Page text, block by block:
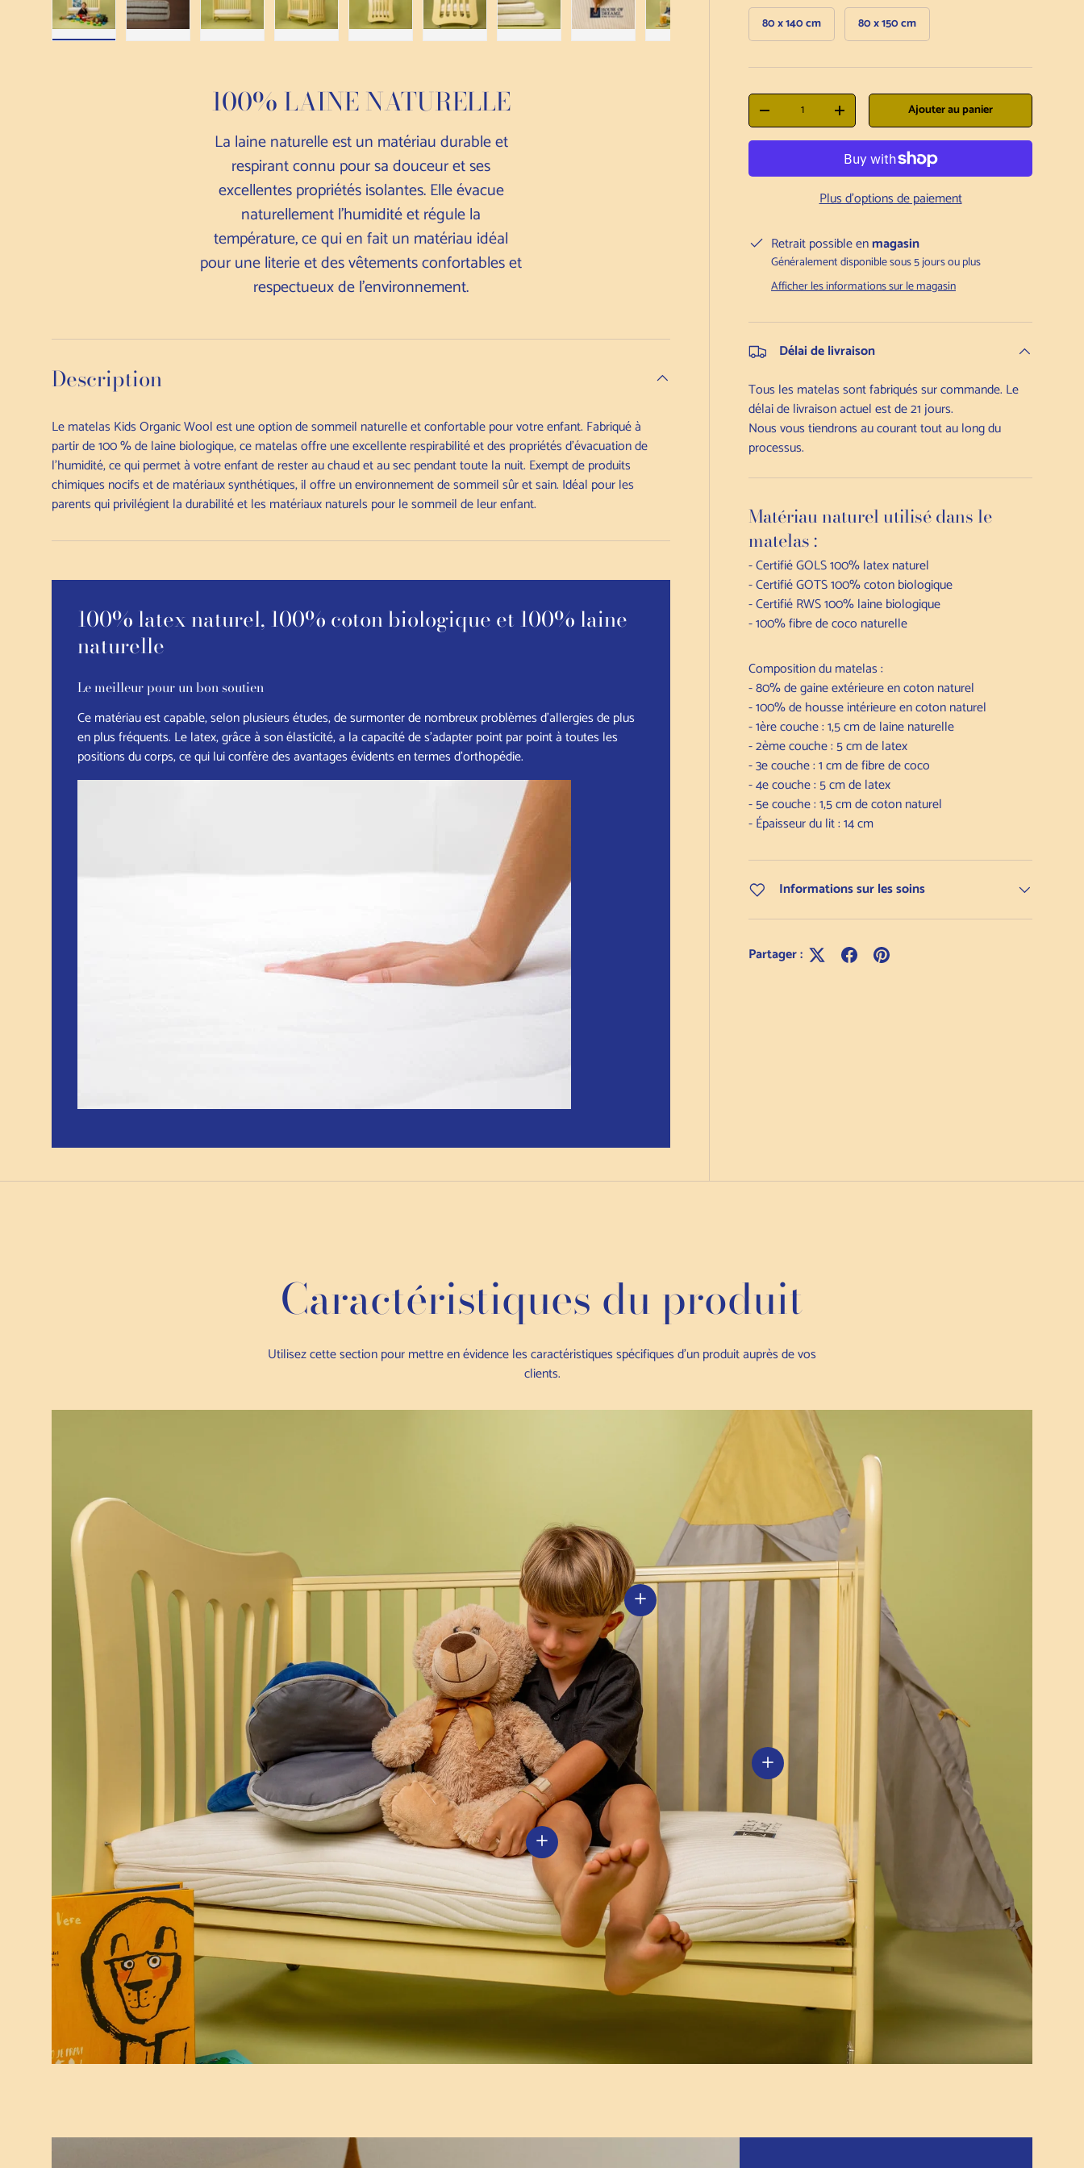
80 x 140 cm 80 x 150 cm
Qté
Diminuer la quantitéAugmenter la quantitéAjouter au panier
Plus d'options de paiement
Retrait possible enmagasin
Généralement disponible sous 5 jours ou plus
Afficher les informations sur le magasin
Délai de livraison
Tous les matelas sont fabriqués sur commande. Le
délai de livraison actuel est de 21 jours.
Nous vous tiendrons au courant tout au long du
processus.
Matériau naturel utilisé dans le
matelas :
- Certifié GOLS 100% latex naturel
- Certifié GOTS 100% coton biologique
- Certifié RWS 100% laine biologique
- 100% fibre de coco naturelle
Composition du matelas :
- 80% de gaine extérieure en coton naturel
- 100% de housse intérieure en coton naturel
- 1ère couche : 1,5 cm de laine naturelle
- 2ème couche : 5 cm de latex
- 3e couche : 1 cm de fibre de coco
- 4e couche : 5 cm de latex
- 5e couche : 1,5 cm de coton naturel
- Épaisseur du lit : 14 cm
Informations sur les soins
Partager :
100% LAINE NATURELLE
La laine naturelle est un matériau durable et
respirant connu pour sa douceur et ses
excellentes propriétés isolantes. Elle évacue
naturellement l'humidité et régule la
température, ce qui en fait un matériau idéal
pour une literie et des vêtements confortables et
respectueux de l'environnement.
Description
Le matelas Kids Organic Wool est une option de sommeil naturelle et confortable pour votre enfant. Fabriqué à
partir de 100 % de laine biologique, ce matelas offre une excellente respirabilité et des propriétés d'évacuation de
l'humidité, ce qui permet à votre enfant de rester au chaud et au sec pendant toute la nuit. Exempt de produits
chimiques nocifs et de matériaux synthétiques, il offre un environnement de sommeil sûr et sain. Idéal pour les
parents qui privilégient la durabilité et les matériaux naturels pour le sommeil de leur enfant.
100% latex naturel, 100% coton biologique et 100% laine
naturelle
Le meilleur pour un bon soutien
Ce matériau est capable, selon plusieurs études, de surmonter de nombreux problèmes d'allergies de plus
en plus fréquents. Le latex, grâce à son élasticité, a la capacité de s'adapter point par point à toutes les
positions du corps, ce qui lui confère des avantages évidents en termes d'orthopédie.
Caractéristiques du produit
Utilisez cette section pour mettre en évidence les caractéristiques spécifiques d'un produit auprès de vos
clients.
Voir les détails
Voir les détails
Voir les détails